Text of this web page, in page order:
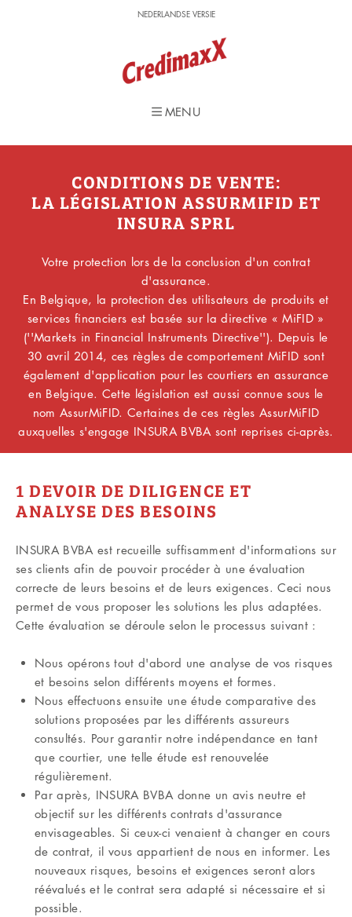
NEDERLANDSE VERSIE
MENU
NEDERLANDSE VERSIE
MENU
CONDITIONS DE VENTE:
LA LÉGISLATION ASSURMIFID ET
INSURA SPRL
Votre protection lors de la conclusion d'un contrat
d'assurance.
En Belgique, la protection des utilisateurs de produits et
services financiers est basée sur la directive « MiFID »
(''Markets in Financial Instruments Directive''). Depuis le
30 avril 2014, ces règles de comportement MiFID sont
également d'application pour les courtiers en assurance
en Belgique. Cette législation est aussi connue sous le
nom AssurMiFID. Certaines de ces règles AssurMiFID
auxquelles s'engage INSURA BVBA sont reprises ci-après.
1 DEVOIR DE DILIGENCE ET
ANALYSE DES BESOINS
INSURA BVBA est recueille suffisamment d'informations sur
ses clients afin de pouvoir procéder à une évaluation
correcte de leurs besoins et de leurs exigences. Ceci nous
permet de vous proposer les solutions les plus adaptées.
Cette évaluation se déroule selon le processus suivant :
Nous opérons tout d'abord une analyse de vos risques
et besoins selon différents moyens et formes.
Nous effectuons ensuite une étude comparative des
solutions proposées par les différents assureurs
consultés. Pour garantir notre indépendance en tant
que courtier, une telle étude est renouvelée
régulièrement.
Par après, INSURA BVBA donne un avis neutre et
objectif sur les différents contrats d'assurance
envisageables. Si ceux-ci venaient à changer en cours
de contrat, il vous appartient de nous en informer. Les
nouveaux risques, besoins et exigences seront alors
réévalués et le contrat sera adapté si nécessaire et si
possible.